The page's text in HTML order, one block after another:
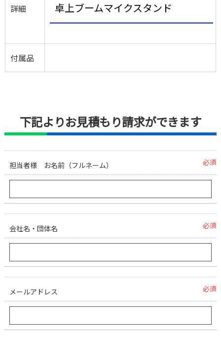
詳細 卓上ブームマイクスタンド
付属品
下記よりお見積もり請求ができます
担当者様 お名前（フルネーム） 必須
会社名・団体名 必須
メールアドレス 必須